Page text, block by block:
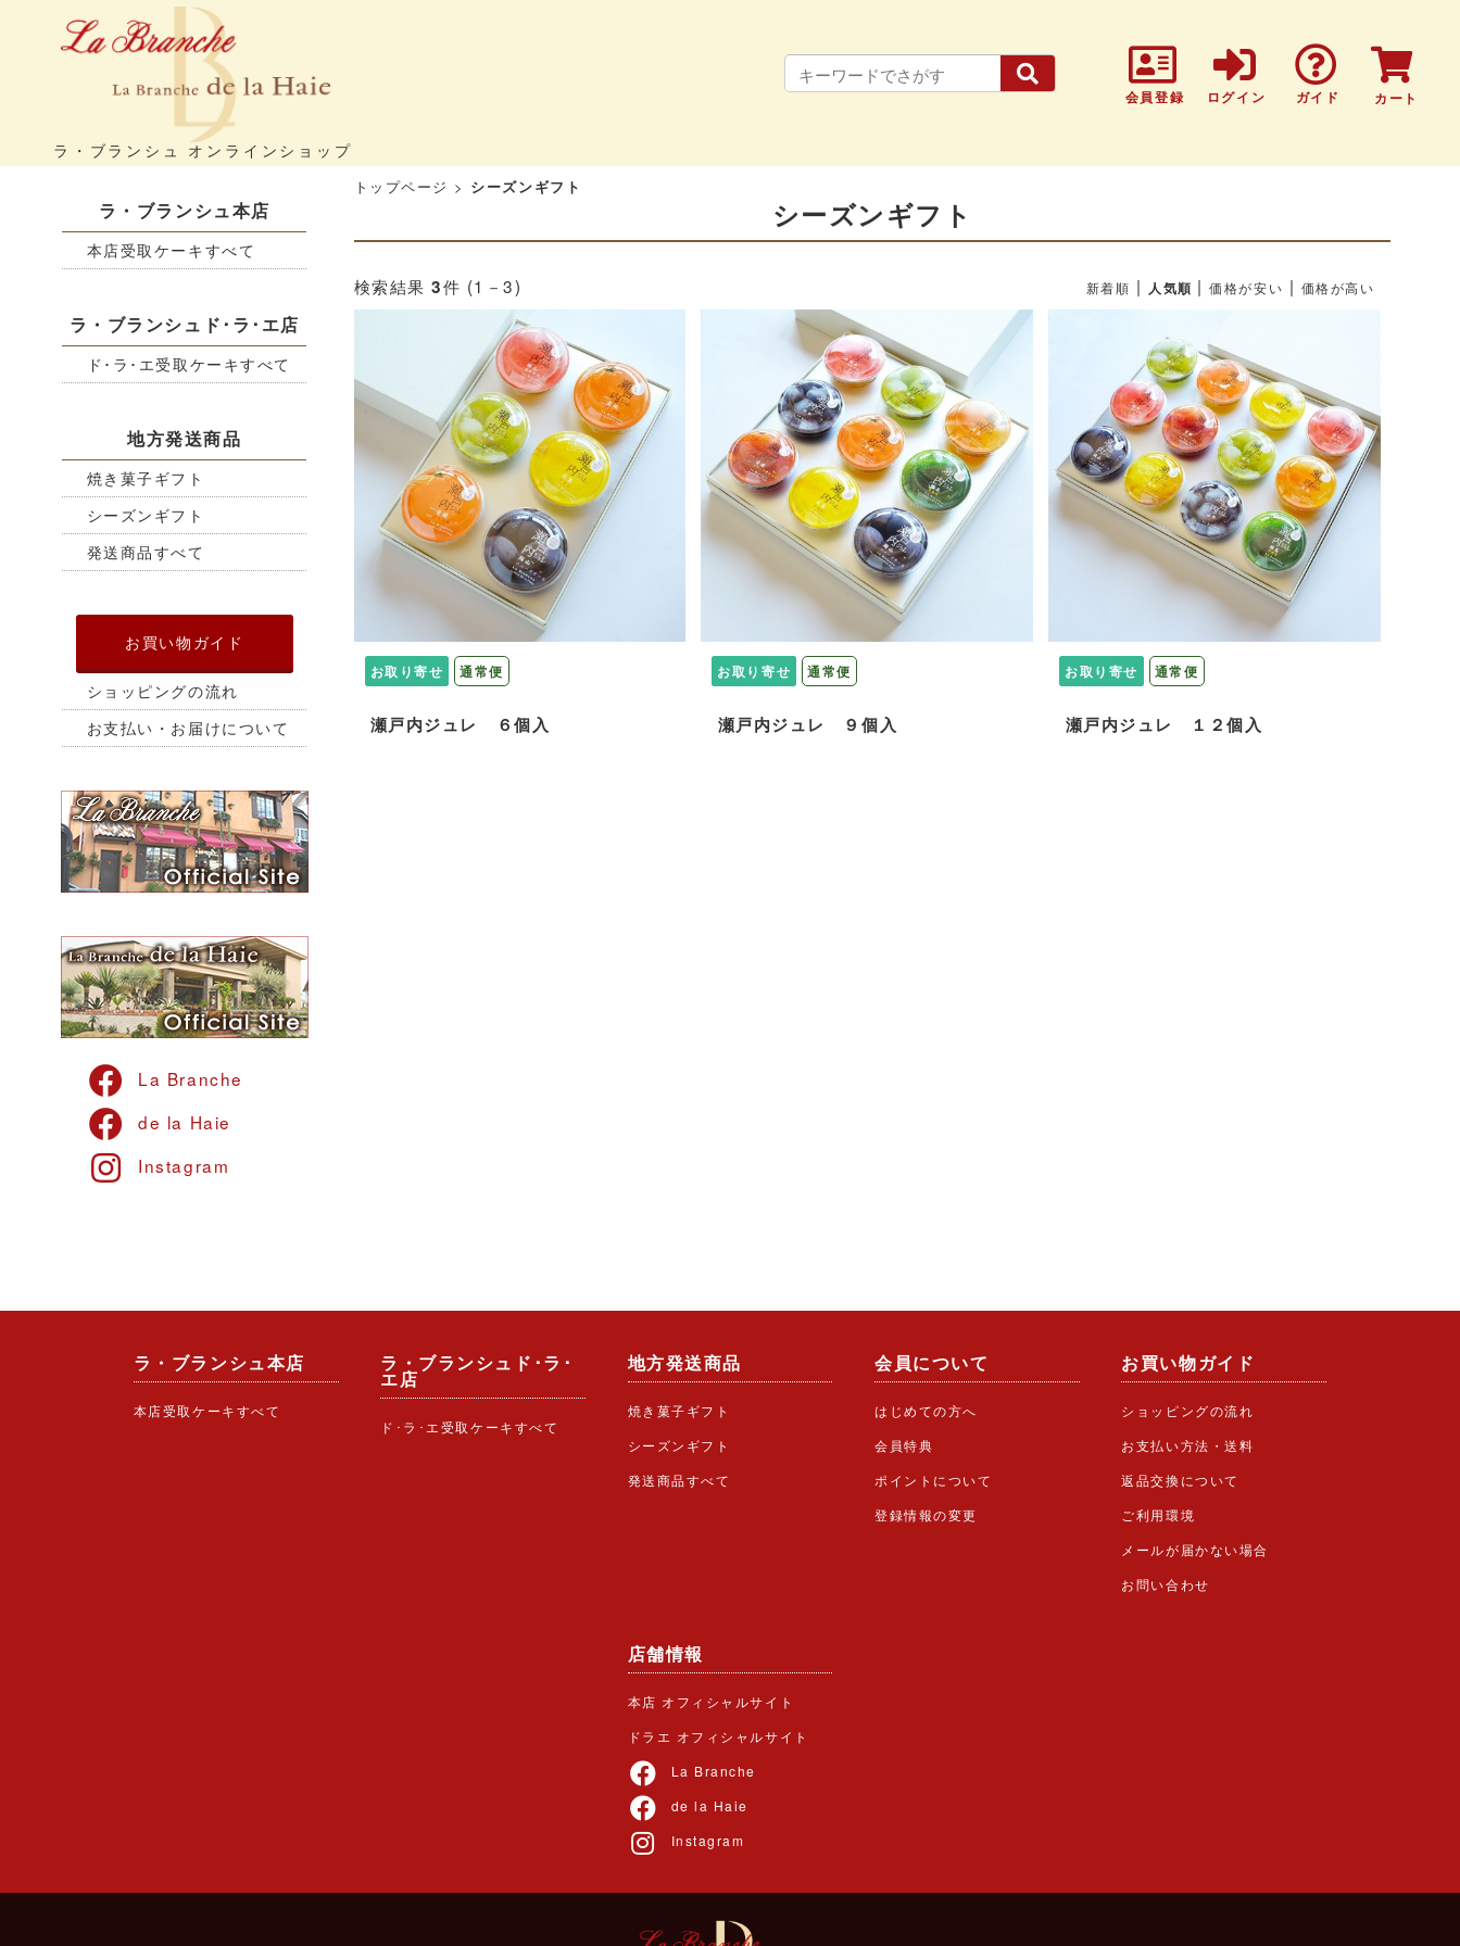
会員登録 ログイン ガイド カート
ラ・ブランシュ オンラインショップ
ラ・ブランシュ本店
本店受取ケーキすべて
ラ・ブランシュド･ラ･エ店
ド･ラ･エ受取ケーキすべて
地方発送商品
焼き菓子ギフト
シーズンギフト
発送商品すべて
お買い物ガイド
ショッピングの流れ
お支払い・お届けについて
La Branche
de la Haie
Instagram
トップページ > シーズンギフト
シーズンギフト
検索結果3件 (1－3) 新着順 | 人気順 |価格が安い | 価格が高い
お取り寄せ 通常便
瀬戸内ジュレ ６個入
お取り寄せ 通常便
瀬戸内ジュレ ９個入
お取り寄せ 通常便
瀬戸内ジュレ １２個入
ラ・ブランシュ本店
本店受取ケーキすべて
ラ・ブランシュド･ラ･
エ店
ド･ラ･エ受取ケーキすべて
地方発送商品
焼き菓子ギフト
シーズンギフト
発送商品すべて
会員について
はじめての方へ
会員特典
ポイントについて
登録情報の変更
お買い物ガイド
ショッピングの流れ
お支払い方法・送料
返品交換について
ご利用環境
メールが届かない場合
お問い合わせ
店舗情報
本店 オフィシャルサイト
ドラエ オフィシャルサイト
La Branche
de la Haie
Instagram